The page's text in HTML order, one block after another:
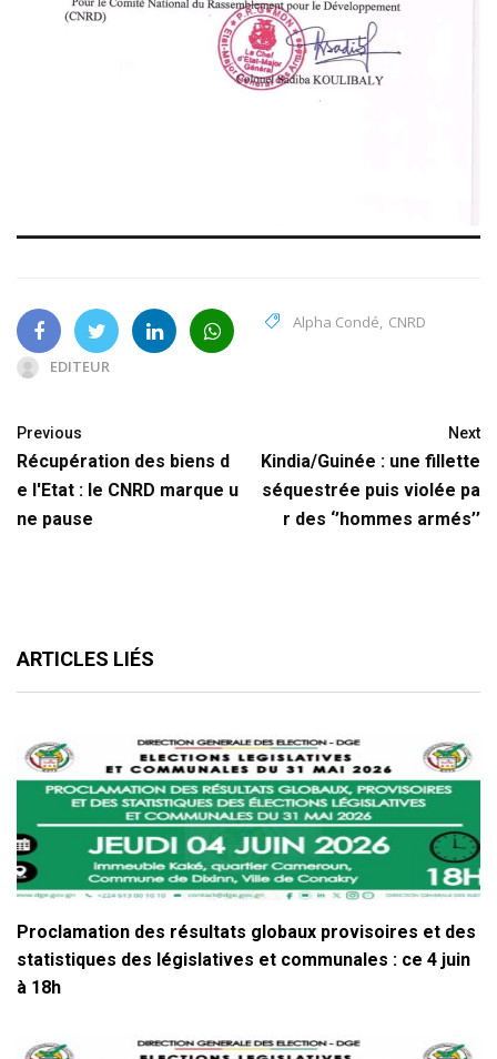
Alpha Condé, CNRD
EDITEUR
Previous
Récupération des biens d
e l'Etat : le CNRD marque u
ne pause
Next
Kindia/Guinée : une fillette
séquestrée puis violée pa
r des ‘’hommes armés’’
ARTICLES LIÉS
Proclamation des résultats globaux provisoires et des
statistiques des législatives et communales : ce 4 juin
à 18h